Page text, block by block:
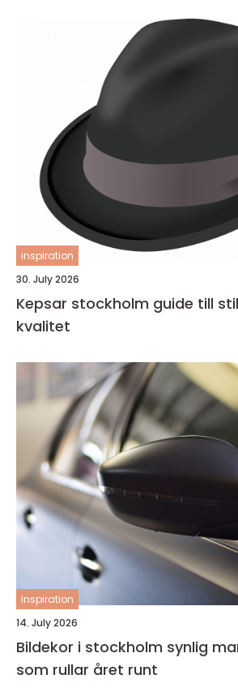
inspiration
30. July 2026
Kepsar stockholm guide till stil, funktion och
kvalitet
inspiration
14. July 2026
Bildekor i stockholm synlig marknadsföring
som rullar året runt